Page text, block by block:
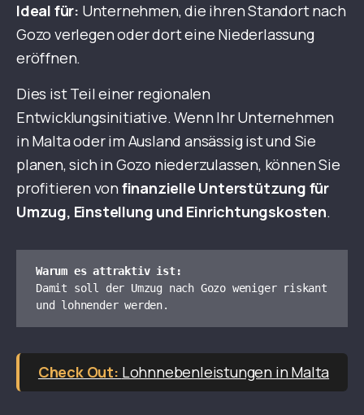
Ideal für: Unternehmen, die ihren Standort nach
Gozo verlegen oder dort eine Niederlassung
eröffnen.
Dies ist Teil einer regionalen
Entwicklungsinitiative. Wenn Ihr Unternehmen
in Malta oder im Ausland ansässig ist und Sie
planen, sich in Gozo niederzulassen, können Sie
profitieren von finanzielle Unterstützung für
Umzug, Einstellung und Einrichtungskosten.
Warum es attraktiv ist:
Damit soll der Umzug nach Gozo weniger riskant
und lohnender werden.
Lohnnebenleistungen in Malta